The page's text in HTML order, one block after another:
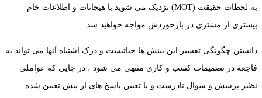
به لحظات حقیقت (MOT) نزدیک می شوید با هیجانات و اطلاعات خام
بیشتری از مشتری در بازخوردش مواجه خواهید شد.
دانستن چگونگی تفسیر این بینش ها حیاتیست و درک اشتباه آنها می تواند به
فاجعه در تصمیمات کسب و کاری منتهی می شود ، در جایی که عواملی
نظیر پرسش و سوال نادرست و یا تعیین پاسخ های از پیش تعیین شده